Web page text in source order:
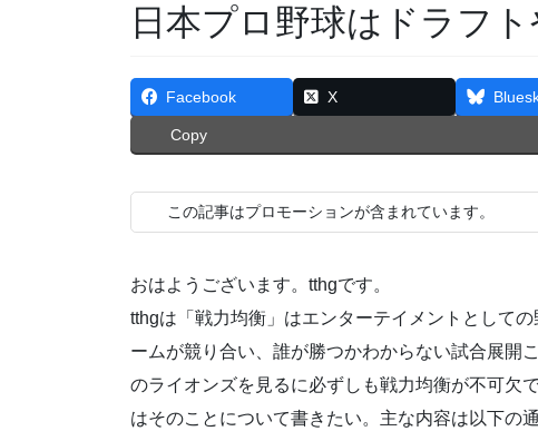
日本プロ野球はドラフ
Facebook X
Copy
この記事はプロモーションが含まれています。
おはようございます。tthgです。
tthgは「戦力均衡」はエンターテイメントとして
ームが競り合い、誰が勝つかわからない試合展開
のライオンズを見るに必ずしも戦力均衡が不可欠
はそのことについて書きたい。主な内容は以下の通